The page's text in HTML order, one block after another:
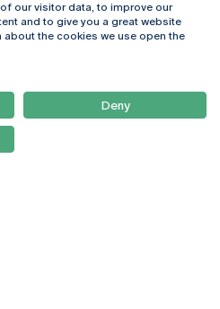
Campus Online
Webmail
Como Chegar
Newsletter
our visitor data, to improve our
and to give you a great website
the cookies we use open the
Deny